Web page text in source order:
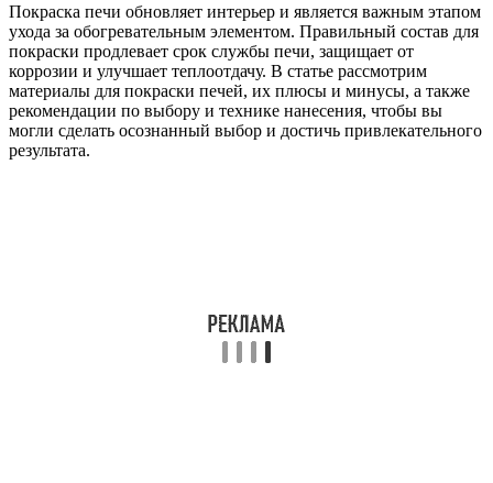
Покраска печи обновляет интерьер и является важным этапом
ухода за обогревательным элементом. Правильный состав для
покраски продлевает срок службы печи, защищает от
коррозии и улучшает теплоотдачу. В статье рассмотрим
материалы для покраски печей, их плюсы и минусы, а также
рекомендации по выбору и технике нанесения, чтобы вы
могли сделать осознанный выбор и достичь привлекательного
результата.